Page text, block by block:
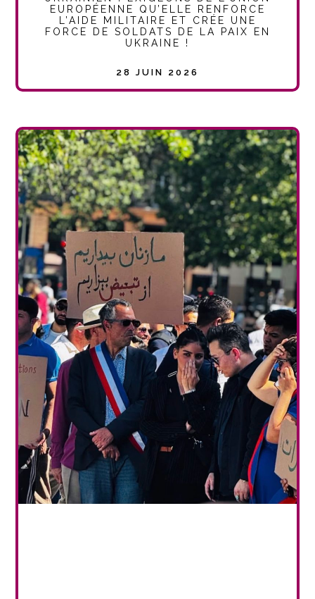
EUROPÉENNE QU’ELLE RENFORCE
L’AIDE MILITAIRE ET CRÉE UNE
FORCE DE SOLDATS DE LA PAIX EN
UKRAINE !
28 JUIN 2026